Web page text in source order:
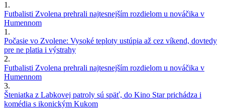
1.
Futbalisti Zvolena prehrali najtesnejším rozdielom u nováčika v
Humennom
1.
Počasie vo Zvolene: Vysoké teploty ustúpia až cez víkend, dovtedy
pre ne platia i výstrahy
2.
Futbalisti Zvolena prehrali najtesnejším rozdielom u nováčika v
Humennom
3.
Šteniatka z Labkovej patroly sú späť, do Kino Star prichádza i
komédia s ikonickým Kukom